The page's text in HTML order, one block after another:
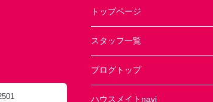
トップページ
スタッフ一覧
ブログトップ
ハウスメイトnavi